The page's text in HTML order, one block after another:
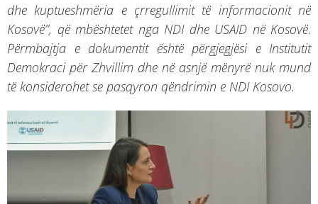
dhe kuptueshmëria e çrregullimit të informacionit në
Kosovë”, që mbështetet nga NDI dhe USAID në Kosovë.
Përmbajtja e dokumentit është përgjegjësi e Institutit
Demokraci për Zhvillim dhe në asnjë mënyrë nuk mund
të konsiderohet se pasqyron qëndrimin e NDI Kosovo.